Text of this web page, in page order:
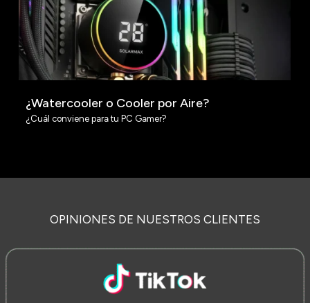
¿Watercooler o Cooler por Aire?
¿Cuál conviene para tu PC Gamer?
OPINIONES DE NUESTROS CLIENTES